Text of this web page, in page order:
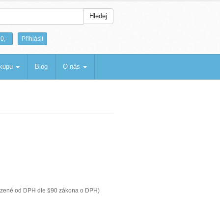
Hledej
0,- Přihlásit
Blog O nás
od DPH dle §90 zákona o DPH)